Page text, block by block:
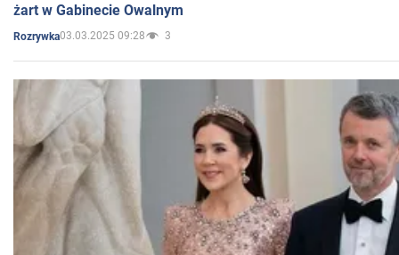
żart w Gabinecie Owalnym
Rozrywka03.03.2025 09:28 3